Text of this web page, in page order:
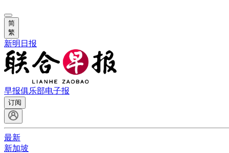
简
繁
新明日报
早报俱乐部电子报
订阅
最新
新加坡